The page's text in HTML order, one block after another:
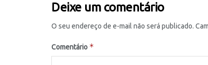
Deixe um comentário
O seu endereço de e-mail não será publicado.
Comentário *